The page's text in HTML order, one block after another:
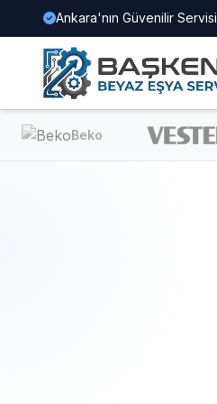
Ankara'nın Güvenilir Servisi
Beko